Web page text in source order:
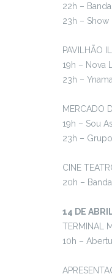
22h –
23h – Show
PAVILHÃO
19h – Nova
23h –
MERCADO
19h – Sou
23h –
CINE
20h –
14 DE
TERMINAL
10h –